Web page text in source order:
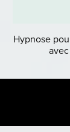
Hypnose